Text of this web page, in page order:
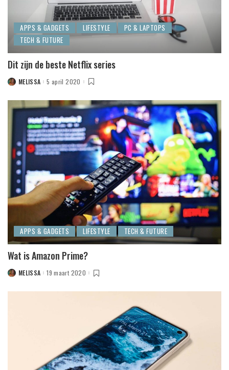
APPS & GADGETS LIFESTYLE
PC & LAPTOPS
TECH & FUTURE
Dit zijn de beste Netflix series
POSTEDMELISSA 5 april 2020
APPS & GADGETS LIFESTYLE TECH & FUTURE
Wat is Amazon Prime?
POSTEDMELISSA 19 maart 2020